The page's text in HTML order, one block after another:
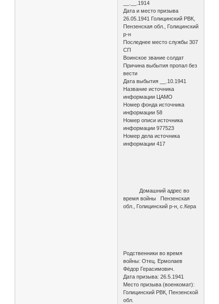
__.__.1914
Дата и место призыва
26.05.1941 Голицинский РВК,
Пензенская обл., Голицинский
р-н
Последнее место службы 307
СП
Воинское звание солдат
Причина выбытия пропал без
вести
Дата выбытия __.10.1941
Название источника
информации ЦАМО
Номер фонда источника
информации 58
Номер описи источника
информации 977523
Номер дела источника
информации 417
Домашний адрес во
время войны Пензенская
обл., Голицинский р-н, с.Кера
Родственники во время
войны: Отец. Ермолаев
Фёдор Герасимович.
Дата призыва: 26.5.1941
Место призыва (военкомат):
Голицинский РВК, Пензенской
обл.